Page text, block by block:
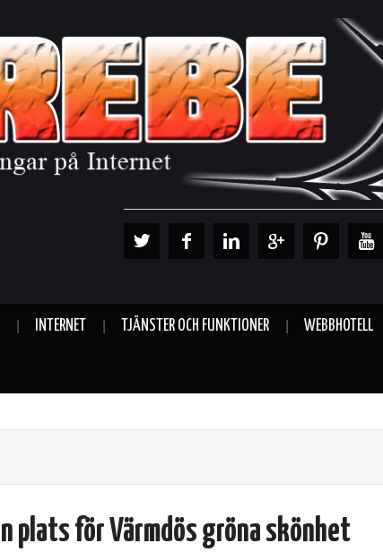
INTERNET TJÄNSTER OCH FUNKTIONER WEBBHOTELL
plats för Värmdös gröna skönhet